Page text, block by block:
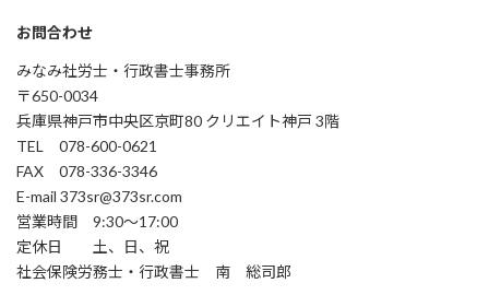
お問合わせ
みなみ社労士・行政書士事務所
〒650-0034
兵庫県神戸市中央区京町80 クリエイト神戸 3階
TEL 078-600-0621
FAX 078-336-3346
E-mail 373sr@373sr.com
営業時間 9:30～17:00
定休日 土、日、祝
社会保険労務士・行政書士 南 総司郎